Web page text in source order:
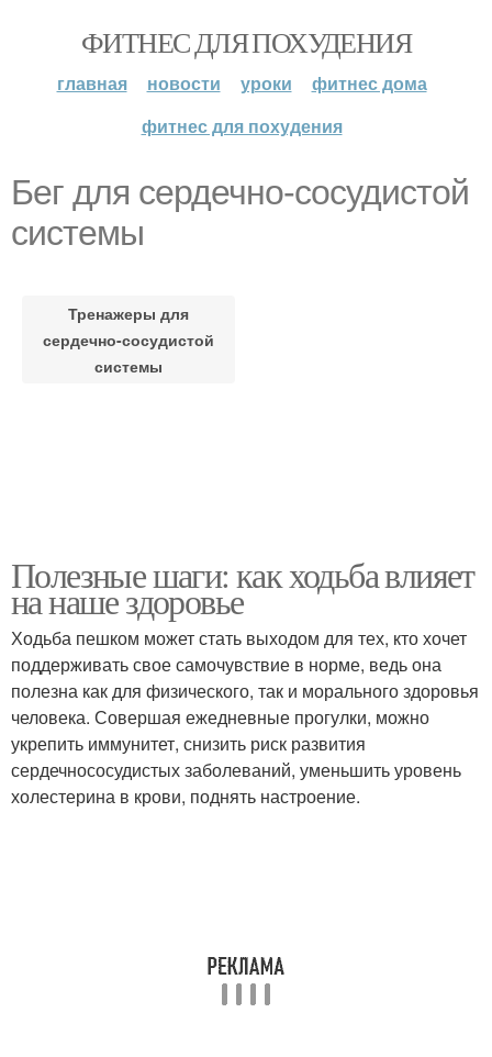
ФИТНЕС ДЛЯ ПОХУДЕНИЯ
главная новости уроки
фитнес дома
фитнес для похудения
Бег для сердечно-сосудистой
системы
Тренажеры для
сердечно-сосудистой
системы
Полезные шаги: как ходьба влияет
на наше здоровье
Ходьба пешком может стать выходом для тех, кто хочет
поддерживать свое самочувствие в норме, ведь она
полезна как для физического, так и морального здоровья
человека. Совершая ежедневные прогулки, можно
укрепить иммунитет, снизить риск развития
сердечнососудистых заболеваний, уменьшить уровень
холестерина в крови, поднять настроение.